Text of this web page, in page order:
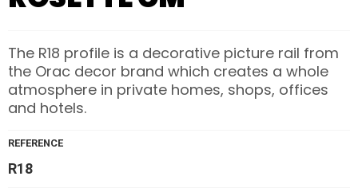
The R18 profile is a decorative picture rail from
the Orac decor brand which creates a whole
atmosphere in private homes, shops, offices
and hotels.
REFERENCE
R18